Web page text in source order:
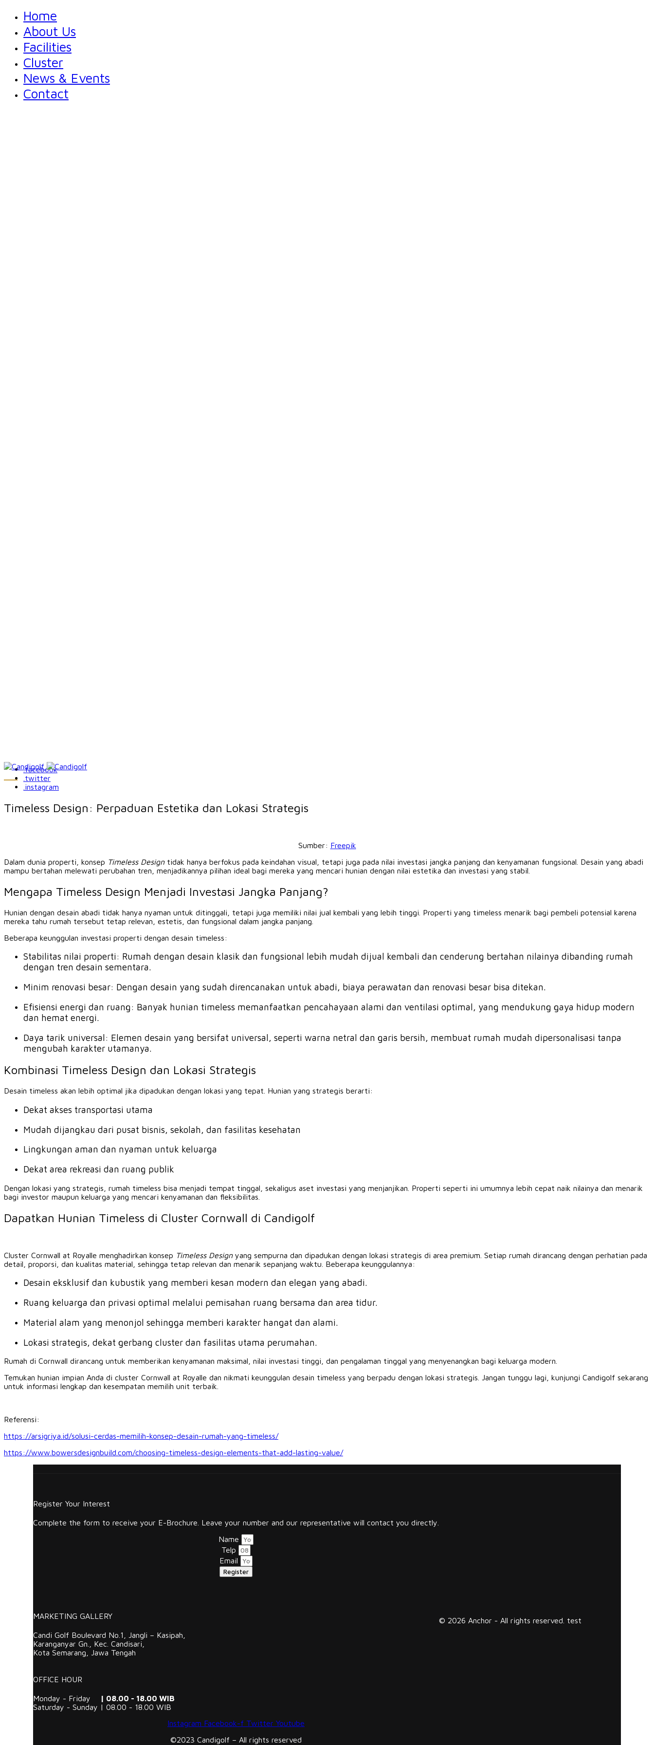
Home
About Us
Facilities
Cluster
News & Events
Contact
.facebook
.twitter
.instagram
Timeless Design: Perpaduan Estetika dan Lokasi Strategis
Sumber: Freepik
Dalam dunia properti, konsep Timeless Designtidak hanya berfokus pada keindahan visual, tetapi juga pada nilai investasi jangka panjang dan kenyamanan fungsional. Desain yang abadi
mampu bertahan melewati perubahan tren, menjadikannya pilihan ideal bagi mereka yang mencari hunian dengan nilai estetika dan investasi yang stabil.
Mengapa Timeless Design Menjadi Investasi Jangka Panjang?
Hunian dengan desain abadi tidak hanya nyaman untuk ditinggali, tetapi juga memiliki nilai jual kembali yang lebih tinggi. Properti yang timeless menarik bagi pembeli potensial karena
mereka tahu rumah tersebut tetap relevan, estetis, dan fungsional dalam jangka panjang.
Beberapa keunggulan investasi properti dengan desain timeless:
Stabilitas nilai properti: Rumah dengan desain klasik dan fungsional lebih mudah dijual kembali dan cenderung bertahan nilainya dibanding rumah
dengan tren desain sementara.
Minim renovasi besar: Dengan desain yang sudah direncanakan untuk abadi, biaya perawatan dan renovasi besar bisa ditekan.
Efisiensi energi dan ruang: Banyak hunian timeless memanfaatkan pencahayaan alami dan ventilasi optimal, yang mendukung gaya hidup modern
dan hemat energi.
Daya tarik universal: Elemen desain yang bersifat universal, seperti warna netral dan garis bersih, membuat rumah mudah dipersonalisasi tanpa
mengubah karakter utamanya.
Kombinasi Timeless Design dan Lokasi Strategis
Desain timeless akan lebih optimal jika dipadukan dengan lokasi yang tepat. Hunian yang strategis berarti:
Dekat akses transportasi utama
Mudah dijangkau dari pusat bisnis, sekolah, dan fasilitas kesehatan
Lingkungan aman dan nyaman untuk keluarga
Dekat area rekreasi dan ruang publik
Dengan lokasi yang strategis, rumah timeless bisa menjadi tempat tinggal, sekaligus aset investasi yang menjanjikan. Properti seperti ini umumnya lebih cepat naik nilainya dan menarik
bagi investor maupun keluarga yang mencari kenyamanan dan fleksibilitas.
Dapatkan Hunian Timeless di Cluster Cornwall di Candigolf
Cluster Cornwall at Royalle menghadirkan konsep Timeless Designyang sempurna dan dipadukan dengan lokasi strategis di area premium. Setiap rumah dirancang dengan perhatian pada
detail, proporsi, dan kualitas material, sehingga tetap relevan dan menarik sepanjang waktu. Beberapa keunggulannya:
Desain eksklusif dan kubustik yang memberi kesan modern dan elegan yang abadi.
Ruang keluarga dan privasi optimal melalui pemisahan ruang bersama dan area tidur.
Material alam yang menonjol sehingga memberi karakter hangat dan alami.
Lokasi strategis, dekat gerbang cluster dan fasilitas utama perumahan.
Rumah di Cornwall dirancang untuk memberikan kenyamanan maksimal, nilai investasi tinggi, dan pengalaman tinggal yang menyenangkan bagi keluarga modern.
Temukan hunian impian Anda di cluster Cornwall at Royalle dan nikmati keunggulan desain timeless yang berpadu dengan lokasi strategis. Jangan tunggu lagi, kunjungi Candigolf sekarang
untuk informasi lengkap dan kesempatan memilih unit terbaik.
Referensi:
https://arsigriya.id/solusi-cerdas-memilih-konsep-desain-rumah-yang-timeless/
https://www.bowersdesignbuild.com/choosing-timeless-design-elements-that-add-lasting-value/
Register Your Interest
Complete the form to receive your E-Brochure. Leave your number and our representative will contact you directly.
Name
Telp
Email
Register
MARKETING GALLERY
Candi Golf Boulevard No.1, Jangli – Kasipah,
Karanganyar Gn., Kec. Candisari,
Kota Semarang, Jawa Tengah
OFFICE HOUR
Monday - Friday
| 08.00 - 18.00 WIB
Saturday - Sunday | 08.00 - 18.00 WIB
Instagram Facebook-f Twitter Youtube
©2023 Candigolf – All rights reserved
© 2026 Anchor - All rights reserved. test